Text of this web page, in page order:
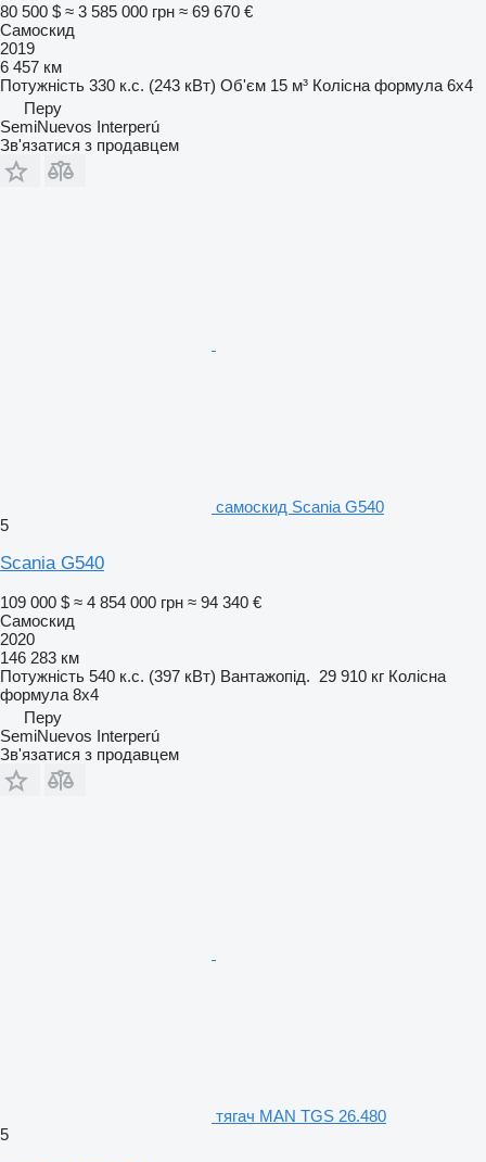
80 500 $ ≈ 3 585 000 грн ≈ 69 670 €
Самоскид
2019
6 457 км
Потужність 330 к.с. (243 кВт) Об'єм 15 м³ Колісна формула 6x4
Перу
SemiNuevos Interperú
Зв'язатися з продавцем
самоскид Scania G540
5
Scania G540
109 000 $ ≈ 4 854 000 грн ≈ 94 340 €
Самоскид
2020
146 283 км
Потужність 540 к.с. (397 кВт) Вантажопід. 29 910 кг Колісна
формула 8x4
Перу
SemiNuevos Interperú
Зв'язатися з продавцем
тягач MAN TGS 26.480
5